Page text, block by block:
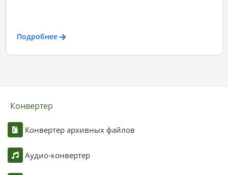
Подробнее
Конвертер
Конвертер архивных файлов
Аудио-конвертер